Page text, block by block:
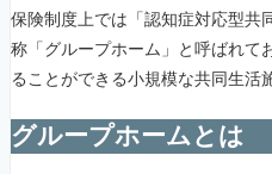
保険制度上では「認知症対応型共
称「グループホーム」と呼ばれて
ることができる小規模な共同生活
グループホームとは